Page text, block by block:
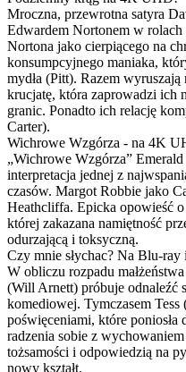
Mroczna, przewrotna satyra
Edwardem Nortonem w
Nortona jako cierpiącego na
konsumpcyjnego maniaka,
mydła (Pitt). Razem
krucjatę, która zaprowadzi ich
granic. Ponadto ich relację
Carter).
Wichrowe Wzgórza - na 4K
„Wichrowe Wzgórza”
interpretacja jednej z
czasów. Margot Robbie jako
Heathcliffa. Epicka opowieść
której zakazana namiętność
odurzającą i toksyczną.
Czy mnie słychac? Na Blu-
W obliczu rozpadu
(Will Arnett) próbuje odnaleźć
komediowej. Tymczasem
poświęceniami, które
radzenia sobie z
tożsamości i odpowiedzią na
nowy kształt.